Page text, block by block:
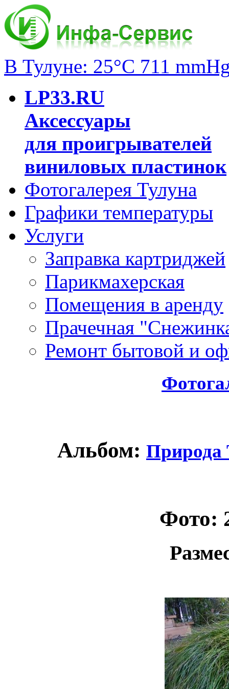
В Тулуне: 25°C 711
LP33.RU
Аксессуары
для проигрывателей
виниловых пластинок
Фотогалерея Тулуна
Графики температуры
Услуги
Заправка картриджей
Парикмахерская
Помещения в аренду
Прачечная
Ремонт бытовой и
Альбом: Природа
Фото: